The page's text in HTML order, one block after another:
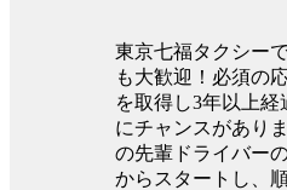
東京七福タクシー
も大歓迎！必須の
を取得し3年以上
にチャンスがあり
の先輩ドライバー
からスタートし、